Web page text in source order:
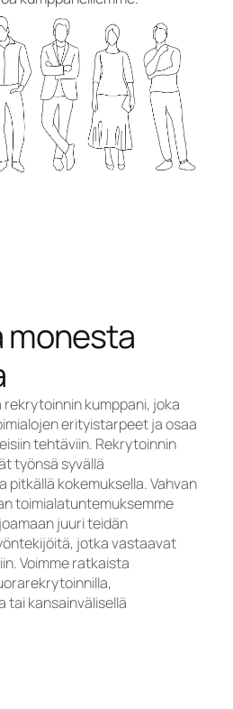
monesta
kumppani, joka
erityistarpeet ja osaa
tehtäviin. Rekrytoinnin
työnsä syvällä
pitkällä kokemuksella. Vahvan
toimialatuntemuksemme
juuri teidän
jotka vastaavat
Voimme ratkaista
tai kansainvälisellä